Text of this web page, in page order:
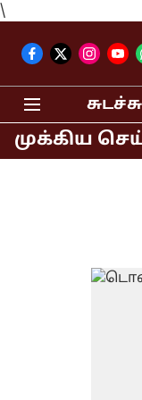
\
முக்கிய